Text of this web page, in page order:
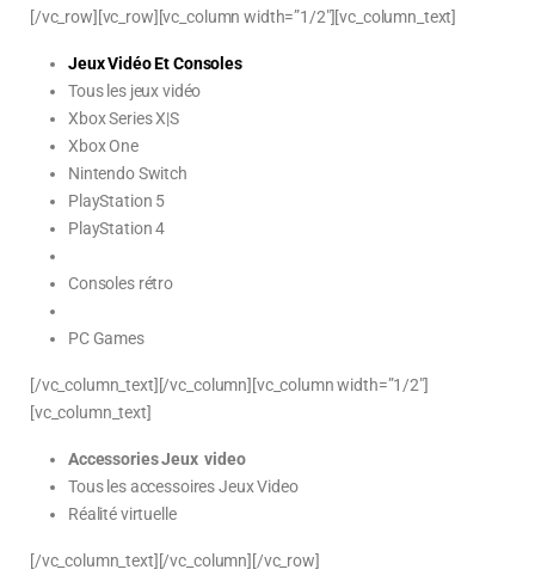
[/vc_row][vc_row][vc_column width=”1/2″][vc_column_text]
Jeux Vidéo Et Consoles
Tous les jeux vidéo
Xbox Series X|S
Xbox One
Nintendo Switch
PlayStation 5
PlayStation 4
Consoles rétro
PC Games
[/vc_column_text][/vc_column][vc_column width=”1/2″]
[vc_column_text]
Accessories Jeux video
Tous les accessoires Jeux Video
Réalité virtuelle
[/vc_column_text][/vc_column][/vc_row]